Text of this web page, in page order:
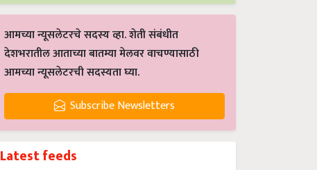
आमच्या न्यूसलेटरचे सदस्य व्हा. शेती संबंधीत
देशभरातील आताच्या बातम्या मेलवर वाचण्यासाठी
आमच्या न्यूसलेटरची सदस्यता घ्या.
Subscribe Newsletters
Latest feeds